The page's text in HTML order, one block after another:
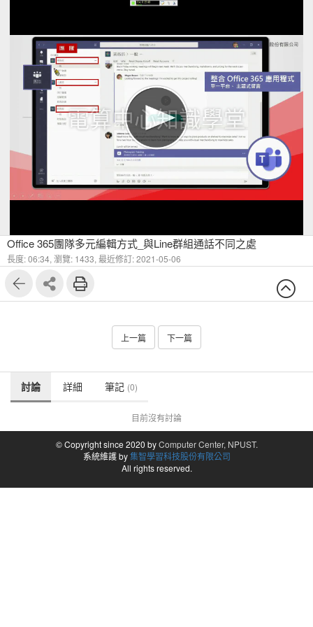
電算中心知識學堂
Office 365團隊多元編輯方式_與Line群組通話不同之處
長度: 06:34, 瀏覽: 1433, 最近修訂: 2021-05-06
上一篇 下一篇
討論 詳細 筆記 (0)
目前沒有討論
© Copyright since 2020 byComputer Center, NPUST.
系統維護 by集智學習科技股份有限公司
All rights reserved.